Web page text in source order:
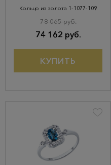
Кольцо из золота 1-1077-109
74 162 руб.
78 065 руб.
КУПИТЬ